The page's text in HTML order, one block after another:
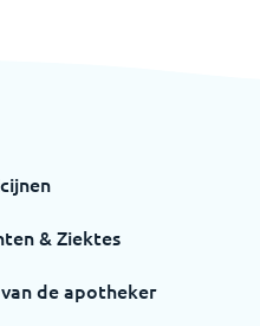
& Ziektes
de apotheker